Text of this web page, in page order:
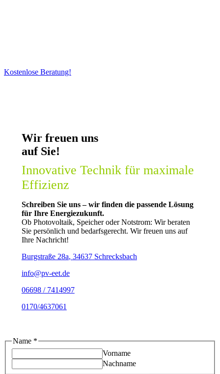
Kostenlose Beratung!
Wir freuen uns
auf Sie!
Innovative Technik für maximale
Effizienz
Schreiben Sie uns – wir finden die passende Lösung
für Ihre Energiezukunft.
Ob Photovoltaik, Speicher oder Notstrom: Wir beraten
Sie persönlich und bedarfsgerecht. Wir freuen uns auf
Ihre Nachricht!
Burgstraße 28a, 34637 Schrecksbach
info@pv-eet.de
06698 / 7414997
0170/4637061
Name *
Vorname
Nachname